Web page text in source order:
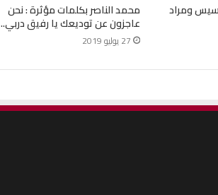
ومراد محمد الناصر بكلمات مؤثرة : نحن
عاجزون عن توديعك يا رفيق دربي..
27 يوليو 2019